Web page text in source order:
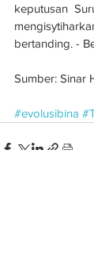
keputusan
bertanding. -
Sumber: Sinar
#evolusibina